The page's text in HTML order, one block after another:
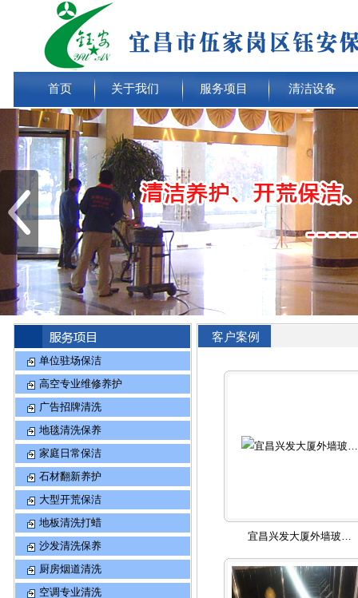
首页 关于我们 服务项目 清洁设备
单位驻场保洁
高空专业维修养护
广告招牌清洗
地毯清洗保养
家庭日常保洁
石材翻新养护
大型开荒保洁
地板清洗打蜡
沙发清洗保养
厨房烟道清洗
空调专业清洗
客户案例
宜昌兴发大厦外墙玻…